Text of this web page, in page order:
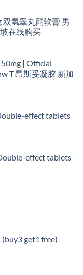
氢睾丸酮软膏 男
在线购买
| Official
T 昂斯妥凝胶 新加
effect tablets
effect tablets
(buy3 get1 free)